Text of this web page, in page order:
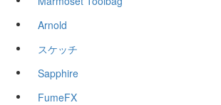
Arnold
スケッチ
Sapphire
FumeFX